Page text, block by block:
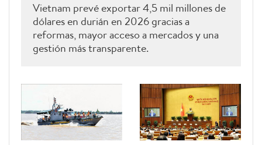
Vietnam prevé exportar 4,5 mil millones de
dólares en durián en 2026 gracias a
reformas, mayor acceso a mercados y una
gestión más transparente.